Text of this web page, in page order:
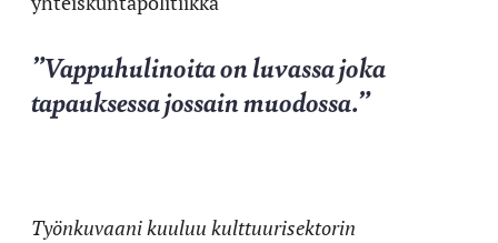
”Vappuhulinoita on luvassa joka
tapauksessa jossain muodossa.”
Työnkuvaani kuuluu kulttuurisektorin